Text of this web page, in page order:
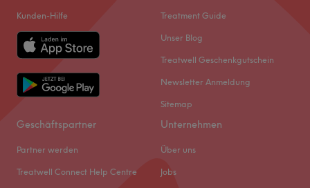
Kunden-Hilfe Treatment Guide
Unser Blog
Treatwell Geschenkgutschein
Newsletter Anmeldung
Sitemap
Geschäftspartner
Partner werden
Treatwell Connect Help Centre
Unternehmen
Über uns
Jobs